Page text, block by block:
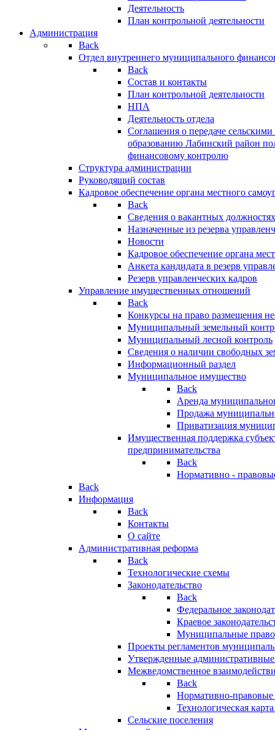
Деятельность
План контрольной деятельности
Администрация
Back
Отдел внутреннего муниципального
Back
Состав и контакты
План контрольной деятельности
НПА
Деятельность отдела
Соглашения о передаче
образованию Лабинский район
финансовому контролю
Структура администрации
Руководящий состав
Кадровое обеспечение органа местного
Back
Сведения о вакантных
Назначенные из резерва
Новости
Кадровое обеспечение органа
Анкета кандидата в резерв
Резерв управленческих кадров
Управление имущественных отношений
Back
Конкурсы на право размещения
Муниципальный земельный
Муниципальный лесной контроль
Сведения о наличии свободных
Информационный раздел
Муниципальное имущество
Back
Аренда
Продажа
Приватизация
Имущественная поддержка
предпринимательства
Back
Нормативно -
Back
Информация
Back
Контакты
О сайте
Административная реформа
Back
Технологические схемы
Законодательство
Back
Федеральное
Краевое
Муниципальные
Проекты регламентов
Утвержденные
Межведомственное
Back
Нормативно-правовые
Технологическая
Сельские поселения